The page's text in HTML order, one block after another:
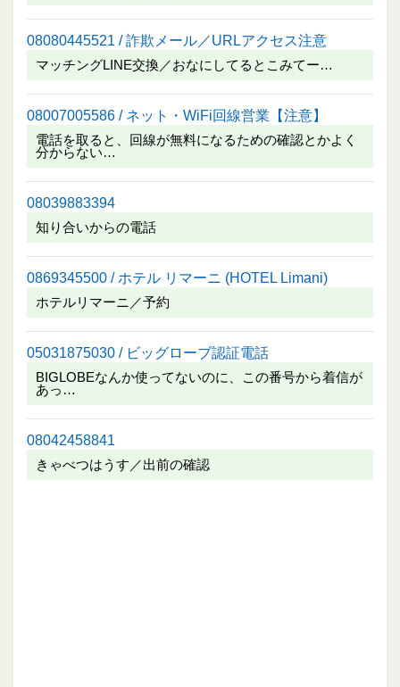
08080445521 / 詐欺メール／URLアクセス注意
マッチングLINE交換／おなにしてるとこみてー…
08007005586 / ネット・WiFi回線営業【注意】
電話を取ると、回線が無料になるための確認とかよく
分からない…
08039883394
知り合いからの電話
0869345500 / ホテル リマーニ (HOTEL Limani)
ホテルリマーニ／予約
05031875030 / ビッグローブ認証電話
BIGLOBEなんか使ってないのに、この番号から着信が
あっ…
08042458841
きゃべつはうす／出前の確認